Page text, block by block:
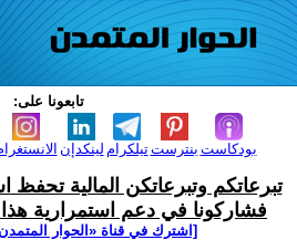
تابعونا على:
لينكدإن تيلكرامبنترست بودكاست
تبرعاتكم وتبرعاتكن المالية تحفظ
فشاركونا في دعم استمرارية هذا
[اشترك في قناة ‫«الحوار